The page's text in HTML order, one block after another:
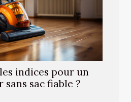
indices pour un
sans sac fiable ?